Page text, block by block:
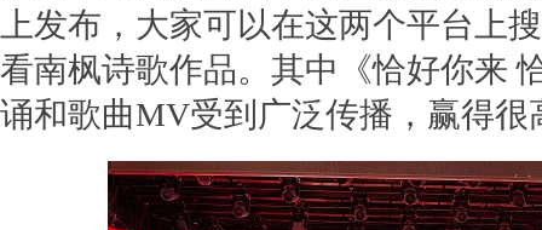
上发布，大家可以在这两个平台上
看南枫诗歌作品。其中《恰好你来
诵和歌曲MV受到广泛传播，赢得很